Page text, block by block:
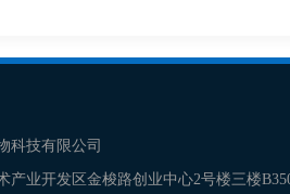
科技有限公司
产业开发区金梭路创业中心2号楼三楼